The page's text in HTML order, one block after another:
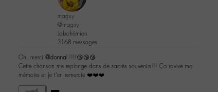
maguy
@maguy
Labohémien
3168 messages
Oh, merci @donnal !!!!😘😘😘
Cette chanson me replonge dans de sacrés souvenirs!!! Ça ravive ma
mémoire et je t’en remercie ❤️❤️❤️